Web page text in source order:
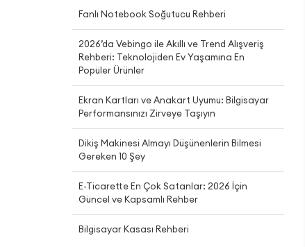
Fanlı Notebook Soğutucu Rehberi
2026’da Vebingo ile Akıllı ve Trend Alışveriş
Rehberi: Teknolojiden Ev Yaşamına En
Popüler Ürünler
Ekran Kartları ve Anakart Uyumu: Bilgisayar
Performansınızı Zirveye Taşıyın
Dikiş Makinesi Almayı Düşünenlerin Bilmesi
Gereken 10 Şey
E-Ticarette En Çok Satanlar: 2026 İçin
Güncel ve Kapsamlı Rehber
Bilgisayar Kasası Rehberi